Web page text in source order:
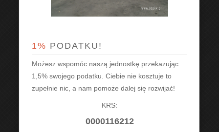
1% PODATKU!
Możesz wspomóc naszą jednostkę przekazując
1,5% swojego podatku. Ciebie nie kosztuje to
zupełnie nic, a nam pomoże dalej się rozwijać!
KRS:
0000116212